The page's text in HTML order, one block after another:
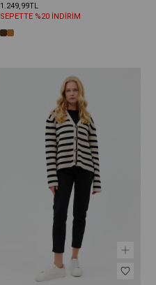
1.249,99TL
SEPETTE %20 İNDİRİM